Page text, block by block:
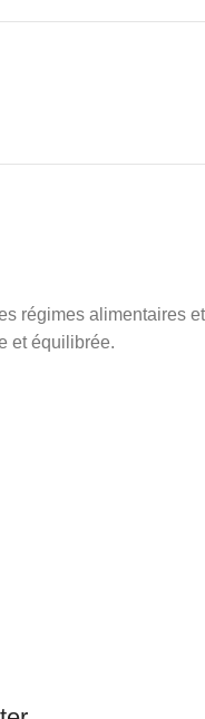
régimes alimentaires et
et équilibrée.